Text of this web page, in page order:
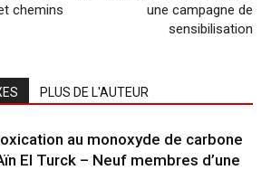
chemins
une campagne de
sensibilisation
PLUS DE L'AUTEUR
au monoxyde de carbone
El Turck – Neuf membres d’une